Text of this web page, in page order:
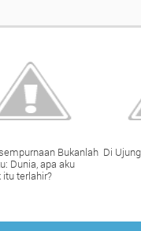
Bukanlah
Dunia, apa aku
itu terlahir?
Di